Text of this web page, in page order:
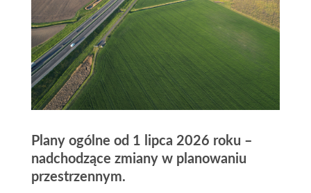
Plany ogólne od 1 lipca 2026 roku –
nadchodzące zmiany w planowaniu
przestrzennym.